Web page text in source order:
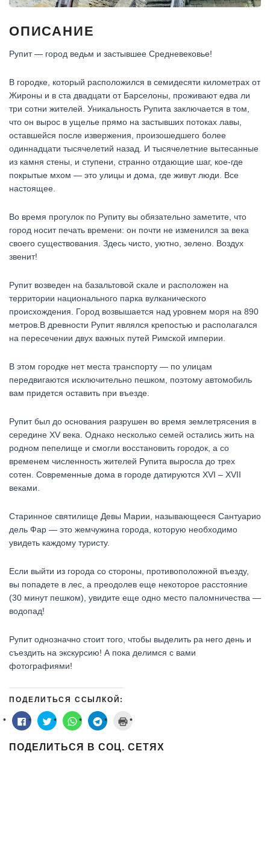
ОПИСАНИЕ
Рупит — город ведьм и застывшее Средневековье!
В городке, который расположился в семидесяти километрах от
Жироны и в ста двадцати от Барселоны, проживают едва ли
три сотни жителей. Уникальность Рупита заключается в том,
что он вырос в ущелье прямо на застывших потоках лавы,
оставшейся после извержения, произошедшего более
одиннадцати тысячелетий назад. И тысячелетние вытесанные
из камня стены, и ступени, странно отдающие шаг, кое-где
покрытые мхом — это улицы и дома, где живут люди. Все
настоящее.
Во время прогулок по Рупиту вы обязательно заметите, что
город носит печать времени: он почти не изменился за века
своего существования. Здесь чисто, уютно, зелено. Воздух
звенит!
Рупит возведен на базальтовой скале и расположен на
территории национального парка вулканического
происхождения. Город возвышается над уровнем моря на 890
метров.В древности Рупит являлся крепостью и располагался
на пересечении двух важных путей Римской империи.
В этом городке нет места транспорту — по улицам
передвигаются исключительно пешком, поэтому автомобиль
вам придется оставить при въезде.
Рупит был до основания разрушен во время землетрясения в
середине XV века. Однако несколько семей остались жить на
родном пепелище и смогли восстановить городок, а со
временем численность жителей Рупита выросла до трех
сотен. Современные дома в городе датируются XVI – XVII
веками.
Старинное святилище Девы Марии, называющееся Сантуарио
дель Фар — это жемчужина города, которую необходимо
увидеть каждому туристу.
Если выйти из города со стороны, противоположной въезду,
вы попадете в лес, а преодолев еще некоторое расстояние
(30 минут пешком), увидите еще одно место паломничества —
водопад!
Рупит однозначно стоит того, чтобы выделить ра него день и
съездить на экскурсию! А пока делимся с вами
фотографиями!
ПОДЕЛИТЬСЯ ССЫЛКОЙ:
Нажмите
здесь,
чтобы
контентом
на
Нажмите,
чтобы
поделиться
Twitter
Нажмите,
чтобы
поделиться
WhatsApp
(Открывается
Нажмите,
чтобы
Telegram
(Открывается
Нажмите
в
ПОДЕЛИТЬСЯ В СОЦ. СЕТЯХ